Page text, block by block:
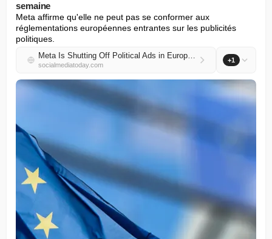
semaine
Meta affirme qu'elle ne peut pas se conformer aux
réglementations européennes entrantes sur les publicités
politiques.
Meta Is Shutting Off Political Ads in Europe This Week
socialmediatoday.com
+1